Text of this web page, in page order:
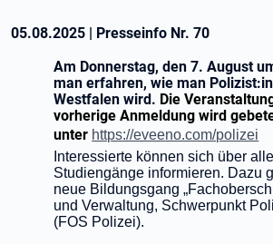
05.08.2025 | Presseinfo Nr. 70
Am Donnerstag, den 7. August
man erfahren, wie man
Westfalen wird. Die
vorherige Anmeldung wird
unter https://eveeno.com/polizei
Interessierte können sich über
Studiengänge informieren. Dazu
neue Bildungsgang
und Verwaltung, Schwerpunkt
(FOS Polizei).